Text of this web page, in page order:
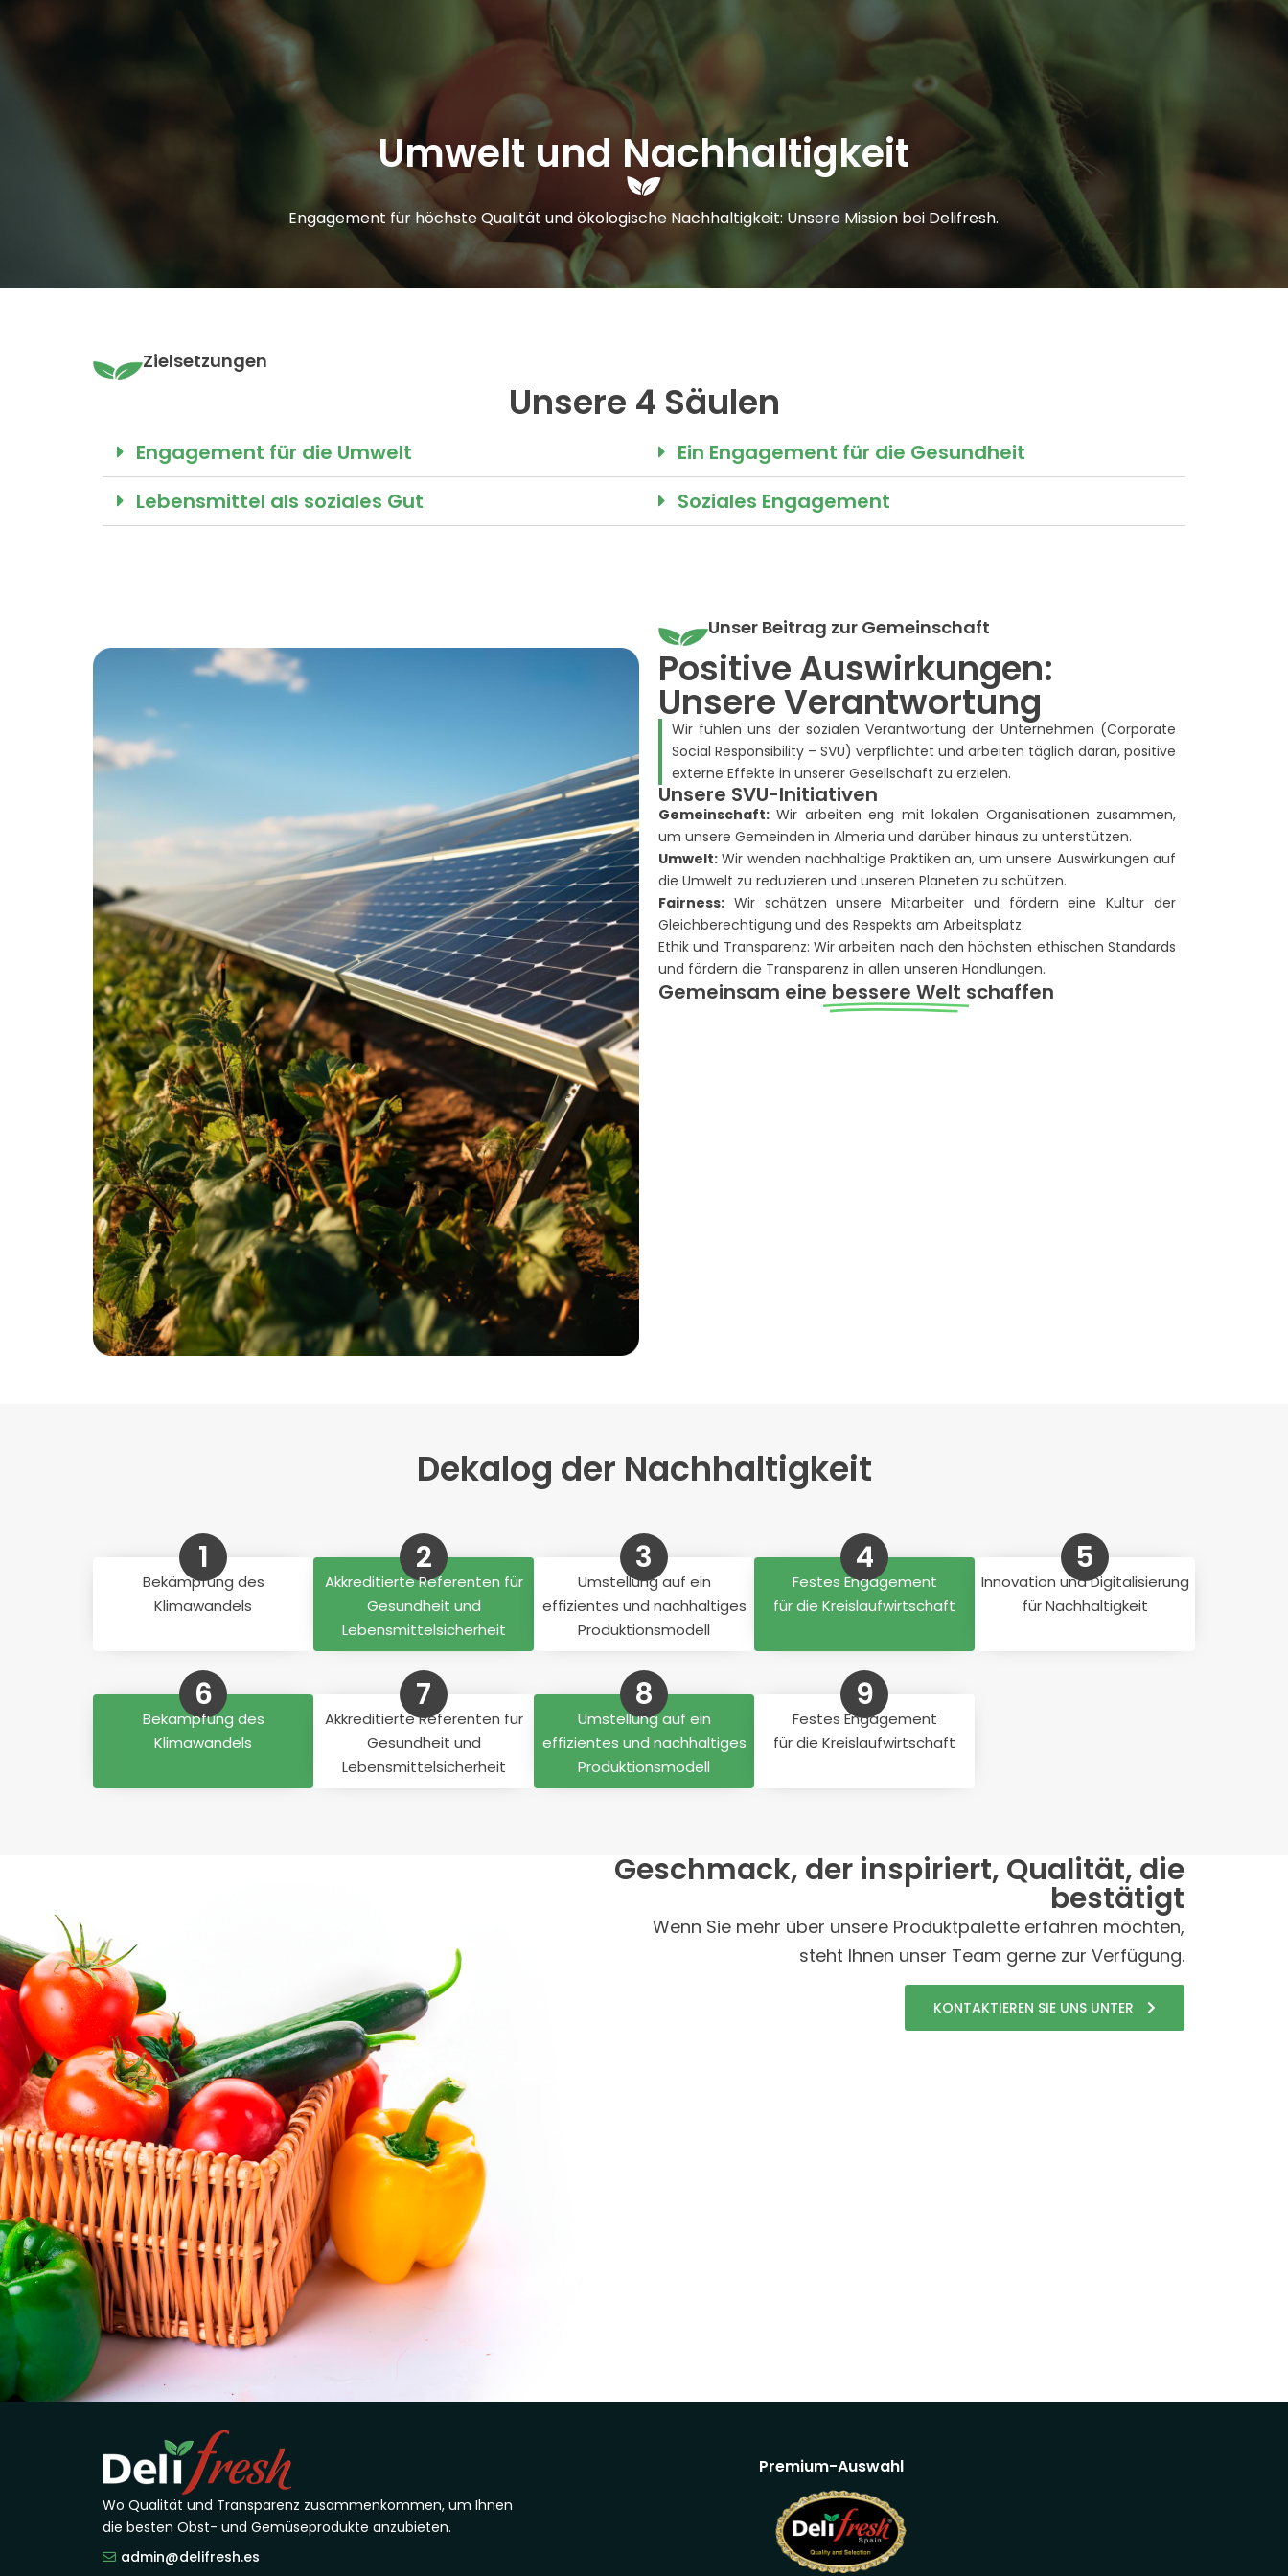
Wer wir sind Unsere Verpackungen Engagement und Qualität SVU
Umwelt und Nachhaltigkeit
Engagement für höchste Qualität und ökologische Nachhaltigkeit: Unsere Mission bei Delifresh.
Zielsetzungen
Unsere 4 Säulen
Engagement für die Umwelt
Lebensmittel als soziales Gut
Ein Engagement für die Gesundheit
Soziales Engagement
Unser Beitrag zur Gemeinschaft
Positive Auswirkungen:
Unsere Verantwortung
Wir fühlen uns der sozialen Verantwortung der Unternehmen (Corporate
Social Responsibility – SVU) verpflichtet und arbeiten täglich daran, positive
externe Effekte in unserer Gesellschaft zu erzielen.
Unsere SVU-Initiativen
Gemeinschaft:Wir arbeiten eng mit lokalen Organisationen zusammen,
um unsere Gemeinden in Almeria und darüber hinaus zu unterstützen.
Umwelt:Wir wenden nachhaltige Praktiken an, um unsere Auswirkungen auf
die Umwelt zu reduzieren und unseren Planeten zu schützen.
Fairness:Wir schätzen unsere Mitarbeiter und fördern eine Kultur der
Gleichberechtigung und des Respekts am Arbeitsplatz.
Ethik und Transparenz: Wir arbeiten nach den höchsten ethischen Standards
und fördern die Transparenz in allen unseren Handlungen.
Gemeinsam eine bessere Welt schaffen
Dekalog der Nachhaltigkeit
1
Bekämpfung des
Klimawandels
2
Akkreditierte Referenten für
Gesundheit und
Lebensmittelsicherheit
3
Umstellung auf ein
effizientes und nachhaltiges
Produktionsmodell
4
Festes Engagement
für die Kreislaufwirtschaft
5
Innovation und Digitalisierung
für Nachhaltigkeit
6
Bekämpfung des
Klimawandels
7
Akkreditierte Referenten für
Gesundheit und
Lebensmittelsicherheit
8
Umstellung auf ein
effizientes und nachhaltiges
Produktionsmodell
9
Festes Engagement
für die Kreislaufwirtschaft
Geschmack, der inspiriert, Qualität, die
bestätigt
Wenn Sie mehr über unsere Produktpalette erfahren möchten,
steht Ihnen unser Team gerne zur Verfügung.
KONTAKTIEREN SIE UNS UNTER
Wo Qualität und Transparenz zusammenkommen, um Ihnen
die besten Obst- und Gemüseprodukte anzubieten.
admin@delifresh.es
Premium-Auswahl